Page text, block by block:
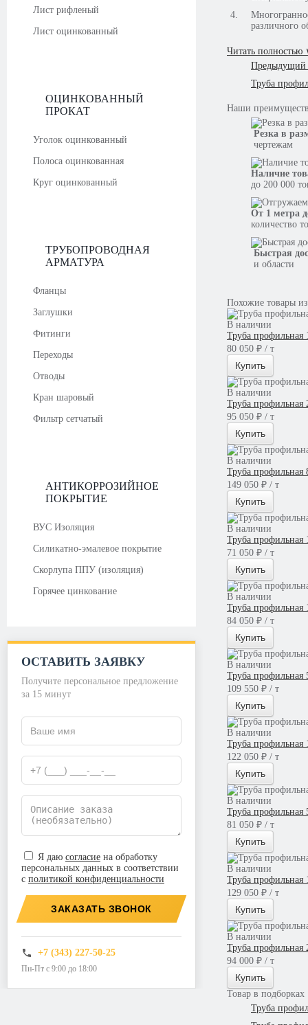
Лист рифленый
Лист оцинкованный
ОЦИНКОВАННЫЙ
ПРОКАТ
Уголок оцинкованный
Полоса оцинкованная
Круг оцинкованный
ТРУБОПРОВОДНАЯ
АРМАТУРА
Фланцы
Заглушки
Фитинги
Переходы
Отводы
Кран шаровый
Фильтр сетчатый
АНТИКОРРОЗИЙНОЕ
ПОКРЫТИЕ
ВУС Изоляция
Силикатно-эмалевое покрытие
Скорлупа ППУ (изоляция)
Горячее цинкование
ОСТАВИТЬ ЗАЯВКУ
Получите персональное предложение
за 15 минут
Я даю согласие на обработку
персональных данных в соответствии
с политикой конфиденциальности
ЗАКАЗАТЬ ЗВОНОК
+7 (343) 227-50-25
Пн-Пт с 9:00 до 18:00
различного
Читать полностью
Предыдущий
Труба
Наши
Резка в
чертежам
Наличие
до 200 000
От 1 метра
количество
Быстрая
и области
Похожие товары
В наличии
Труба
80 050 ₽ / т
Купить
В наличии
Труба
95 050 ₽ / т
Купить
В наличии
Труба
149 050 ₽ / т
Купить
В наличии
Труба
71 050 ₽ / т
Купить
В наличии
Труба
84 050 ₽ / т
Купить
В наличии
Труба
109 550 ₽ / т
Купить
В наличии
Труба
122 050 ₽ / т
Купить
В наличии
Труба
81 050 ₽ / т
Купить
В наличии
Труба
129 050 ₽ / т
Купить
В наличии
Труба
94 000 ₽ / т
Купить
Товар в подборках
Труба